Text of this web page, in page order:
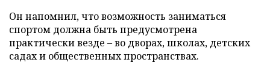
Он напомнил, что возможность заниматься
спортом должна быть предусмотрена
практически везде – во дворах, школах, детских
садах и общественных пространствах.